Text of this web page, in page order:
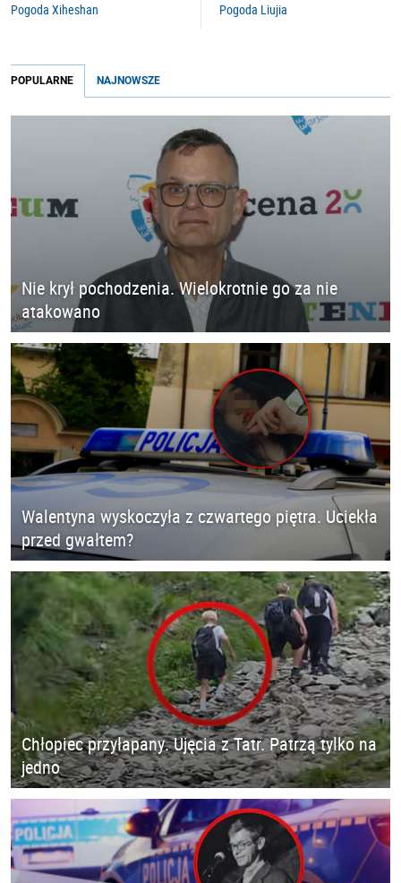
Pogoda Xiheshan Pogoda Liujia
POPULARNE NAJNOWSZE
Nie krył pochodzenia. Wielokrotnie go za nie
atakowano
Walentyna wyskoczyła z czwartego piętra. Uciekła
przed gwałtem?
Chłopiec przyłapany. Ujęcia z Tatr. Patrzą tylko na
jedno